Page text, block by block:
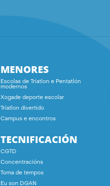
MENORES
Escolas de Tríatlon e Pentatlón
modernos
Xogade deporte escolar
Tríatlon divertido
Campus e encontros
TECNIFICACIÓN
CGTD
Concentracións
Toma de tempos
Eu son DGAN